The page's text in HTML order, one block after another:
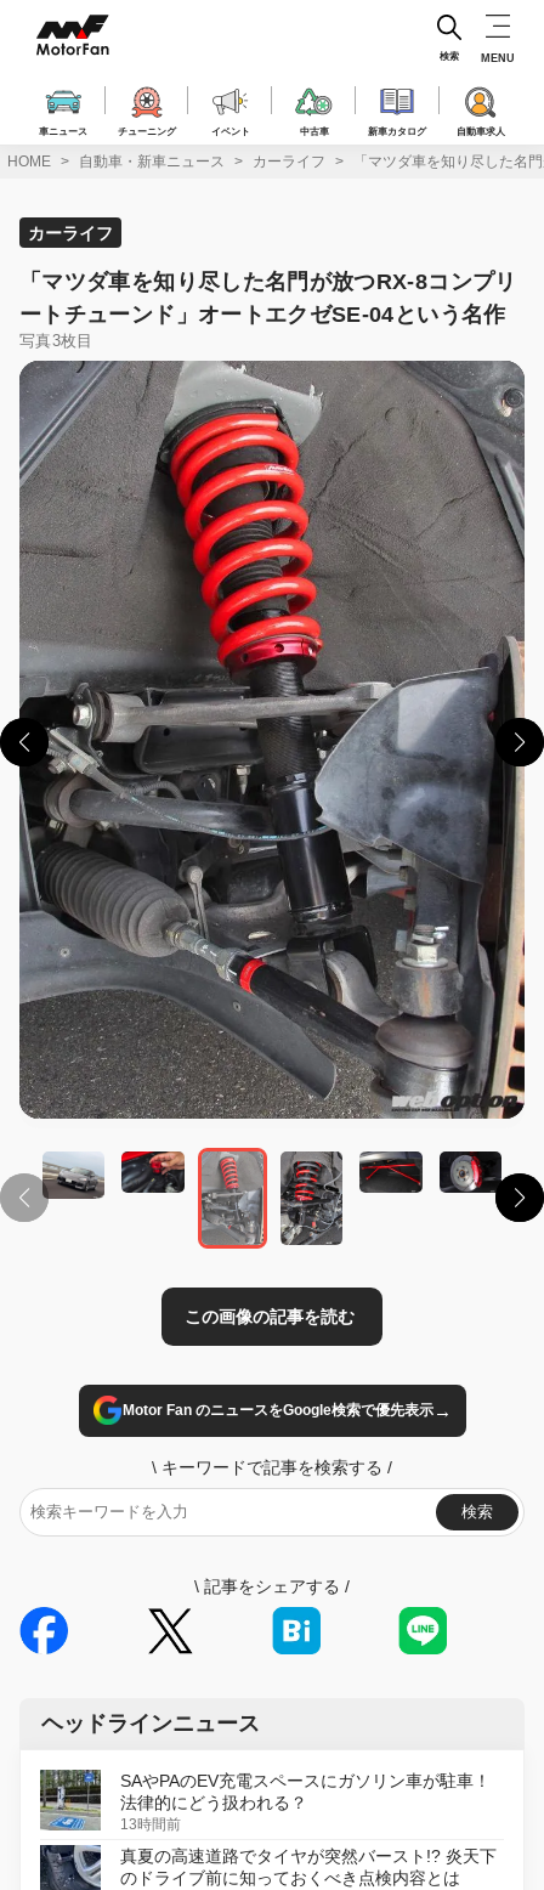
ス
車ニュース チューニング イベント 中古車 新車カタログ 自動車求人
検索 MENU
HOME 自動車・新車ニュース カーライフ 「マツダ車を知り尽した名
カーライフ
「マツダ車を知り尽した名門が放つRX-8コンプリ
ートチューンド」オートエクゼSE-04という名作
写真3枚目
この画像の記事を読む
Motor Fan のニュースをGoogle検索で優先表示→
\ キーワードで記事を検索する /
検索
\ 記事をシェアする /
ヘッドラインニュース
SAやPAのEV充電スペースにガソリン車が駐車！
法律的にどう扱われる？
13時間前
真夏の高速道路でタイヤが突然バースト!? 炎天下
のドライブ前に知っておくべき点検内容とは